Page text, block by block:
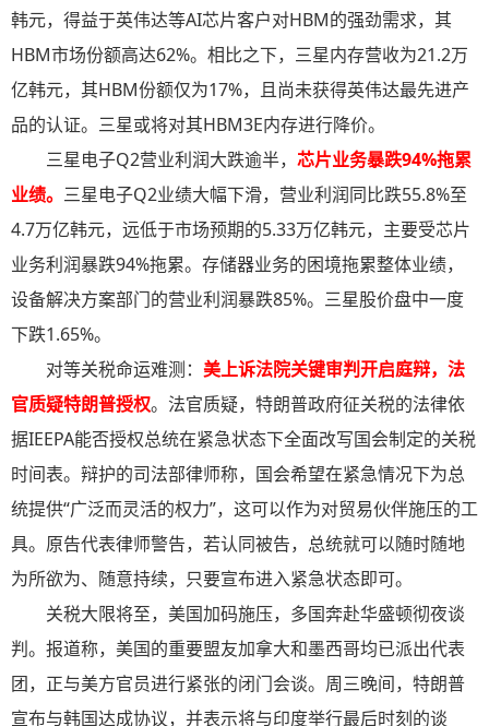
韩元，得益于英伟达等AI芯片客户对HBM的强劲需求，其
HBM市场份额高达62%。相比之下，三星内存营收为21.2万
亿韩元，其HBM份额仅为17%，且尚未获得英伟达最先进产
品的认证。三星或将对其HBM3E内存进行降价。
三星电子Q2营业利润大跌逾半， 芯片业务暴跌94%拖累
业绩。 三星电子Q2业绩大幅下滑，营业利润同比跌55.8%至
4.7万亿韩元，远低于市场预期的5.33万亿韩元，主要受芯片
业务利润暴跌94%拖累。存储器业务的困境拖累整体业绩，
设备解决方案部门的营业利润暴跌85%。三星股价盘中一度
下跌1.65%。
对等关税命运难测： 美上诉法院关键审判开启庭辩，法
官质疑特朗普授权。法官质疑，特朗普政府征关税的法律依
据IEEPA能否授权总统在紧急状态下全面改写国会制定的关税
时间表。辩护的司法部律师称，国会希望在紧急情况下为总
统提供“广泛而灵活的权力”，这可以作为对贸易伙伴施压的工
具。原告代表律师警告，若认同被告，总统就可以随时随地
为所欲为、随意持续，只要宣布进入紧急状态即可。
关税大限将至，美国加码施压，多国奔赴华盛顿彻夜谈
判。报道称，美国的重要盟友加拿大和墨西哥均已派出代表
团，正与美方官员进行紧张的闭门会谈。周三晚间，特朗普
宣布与韩国达成协议，并表示将与印度举行最后时刻的谈